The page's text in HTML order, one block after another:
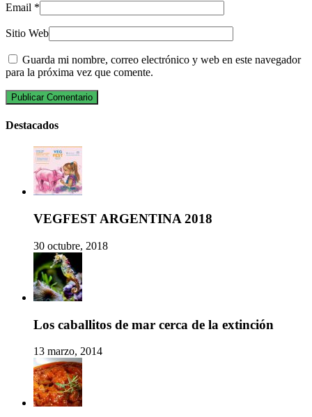
Email *
Sitio Web
Guarda mi nombre, correo electrónico y web en este navegador
para la próxima vez que comente.
Destacados
VEGFEST ARGENTINA 2018
30 octubre, 2018
Los caballitos de mar cerca de la extinción
13 marzo, 2014